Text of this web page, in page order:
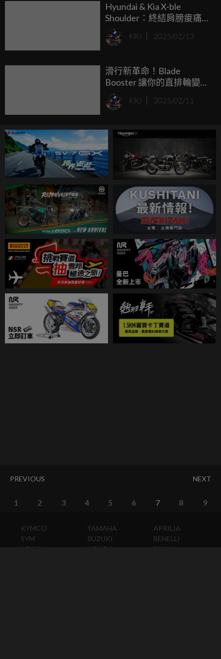
Hyundai & Kia X-ble
Shoulder：終結肩膀痠痛的
救世主來了！
KRJ 2025/02/13
滑行新革命！Blade
Booster 讓你的直排輪變身
電動火箭
KRJ 2025/02/11
PREVIOUS NEXT
1 2 3 4 5 6 7 8 9
KYMCO
SYM
AEON
YAMAHA
SUZUKI
HONDA
APRILIA
BENELLI
BMW